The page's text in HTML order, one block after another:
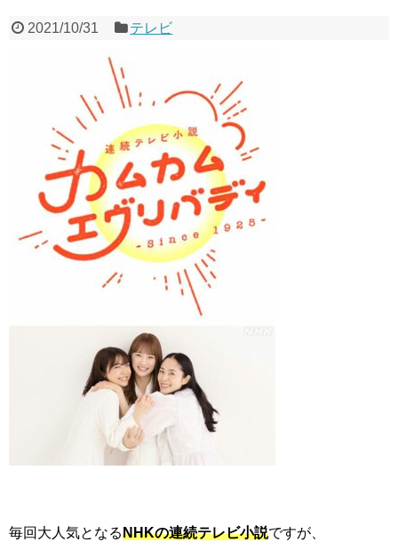
2021/10/31 テレビ
毎回大人気となるNHKの連続テレビ小説ですが、